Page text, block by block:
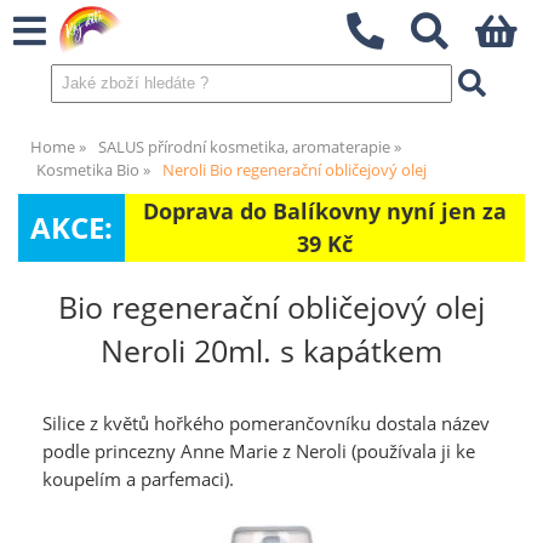
Home
SALUS přírodní kosmetika, aromaterapie
Kosmetika Bio
Neroli Bio regenerační obličejový olej
AKCE:
Doprava do Balíkovny nyní jen za
39 Kč
Bio regenerační obličejový olej
Neroli 20ml. s kapátkem
Silice z květů hořkého pomerančovníku dostala název
podle princezny Anne Marie z Neroli (používala ji ke
koupelím a parfemaci).